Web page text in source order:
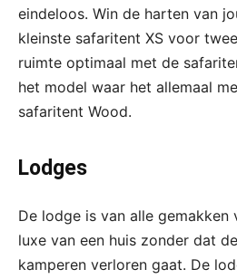
eindeloos. Win de harten van
kleinste safaritent XS voor
ruimte optimaal met de
het model waar het allemaal
safaritent Wood.
Lodges
De lodge is van alle
luxe van een huis zonder dat
kamperen verloren gaat. De